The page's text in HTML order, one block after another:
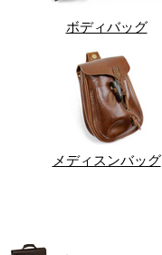
ボディバッグ
メディスンバッグ